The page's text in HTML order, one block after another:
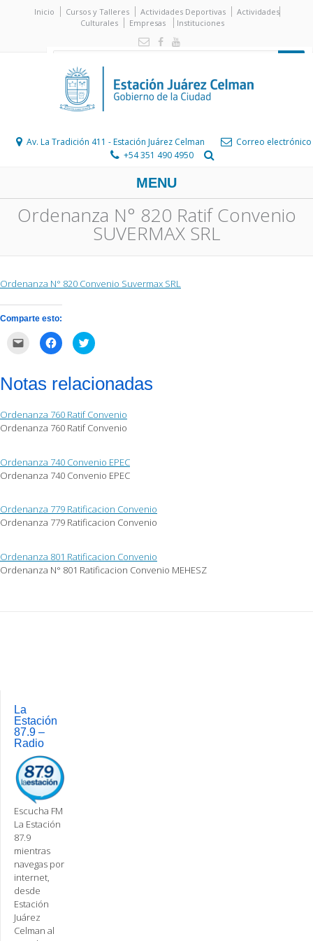
Inicio Cursos y Talleres Actividades Deportivas
Actividades
Culturales
Empresas Instituciones
Av. La Tradición 411 - Estación Juárez Celman
Correo electrónico
+54 351 490 4950
MENU
Ordenanza N° 820 Ratif Convenio
SUVERMAX SRL
Ordenanza N° 820 Convenio Suvermax SRL
Comparte esto:
correo
electrónico
amigo
(Se
abre
ventana
nueva)
Haz
clic
Facebook
(Se
una
ventana
nueva)
Haz
clic
en
Twitter
(Se
una
ventana
nueva)
Notas relacionadas
Ordenanza 760 Ratif Convenio
Ordenanza 760 Ratif Convenio
Ordenanza 740 Convenio EPEC
Ordenanza 740 Convenio EPEC
Ordenanza 779 Ratificacion Convenio
Ordenanza 779 Ratificacion Convenio
Ordenanza 801 Ratificacion Convenio
Ordenanza N° 801 Ratificacion Convenio MEHESZ
La
Estación
87.9 –
Radio
Escucha FM
La Estación
87.9
mientras
navegas por
internet,
desde
Estación
Juárez
Celman al